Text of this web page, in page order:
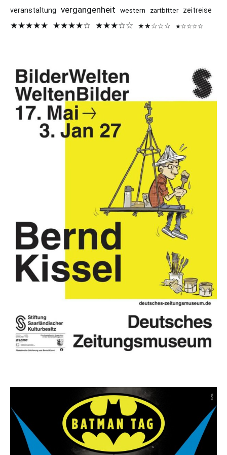
veranstaltung vergangenheit western zartbitter zeitreise
★★★★★ ★★★★☆ ★★★☆☆ ★★☆☆☆ ★☆☆☆☆